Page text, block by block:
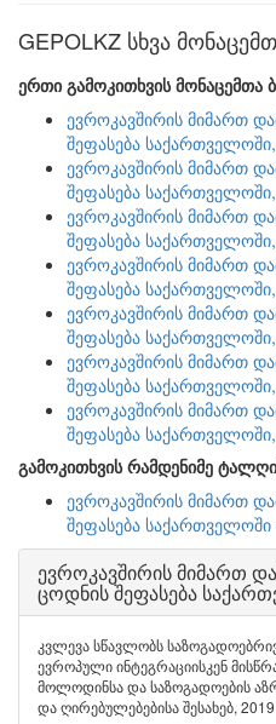
GEPOLKZ სხვა
ერთი გამოკითხვის მონაცემთა
ევროკავშირის მიმართ
შეფასება
ევროკავშირის მიმართ
შეფასება
ევროკავშირის მიმართ
შეფასება
ევროკავშირის მიმართ
შეფასება
ევროკავშირის მიმართ
შეფასება
ევროკავშირის მიმართ
შეფასება
ევროკავშირის მიმართ
შეფასება
გამოკითხვის რამდენიმე
ევროკავშირის მიმართ
შეფასება
ევროკავშირის მიმართ
ცოდნის შეფასება
კვლევა სწავლობს
ევროპული ინტეგრაციისკენ
მოლოდინსა და საზოგადოების
და ღირებულებებისა შესახებ, 2019